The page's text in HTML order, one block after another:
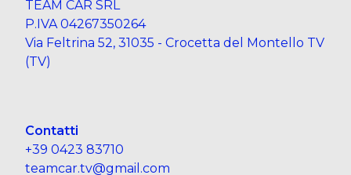
TEAM CAR SRL
P.IVA 04267350264
Via Feltrina 52, 31035 - Crocetta del Montello TV
(TV)
Contatti
+39 0423 83710
teamcar.tv@gmail.com